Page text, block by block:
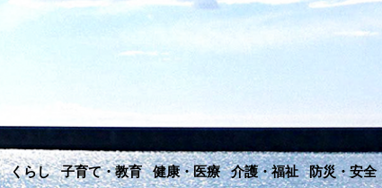
くらし 子育て・教育 健康・医療 介護・福祉 防災・安全